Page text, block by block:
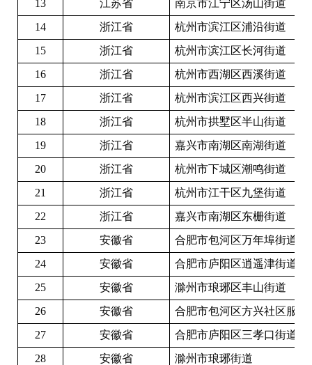
13
江苏省
南京市江宁区汤山街道
14
浙江省
杭州市滨江区浦沿街道
15
浙江省
杭州市滨江区长河街道
16
浙江省
杭州市西湖区西溪街道
17
浙江省
杭州市滨江区西兴街道
18
浙江省
杭州市拱墅区半山街道
19
浙江省
嘉兴市南湖区南湖街道
20
浙江省
杭州市下城区潮鸣街道
21
浙江省
杭州市江干区九堡街道
22
浙江省
嘉兴市南湖区东栅街道
23
安徽省
合肥市包河区万年埠街道
24
安徽省
合肥市庐阳区逍遥津街道
25
安徽省
滁州市琅琊区丰山街道
26
安徽省
合肥市包河区方兴社区服务
27
安徽省
合肥市庐阳区三孝口街道
28
安徽省
滁州市琅琊街道